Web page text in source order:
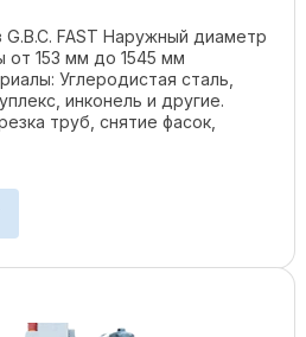
FAST Наружный диаметр
153 мм до 1545 мм
Углеродистая сталь,
инконель и другие.
труб, снятие фасок,